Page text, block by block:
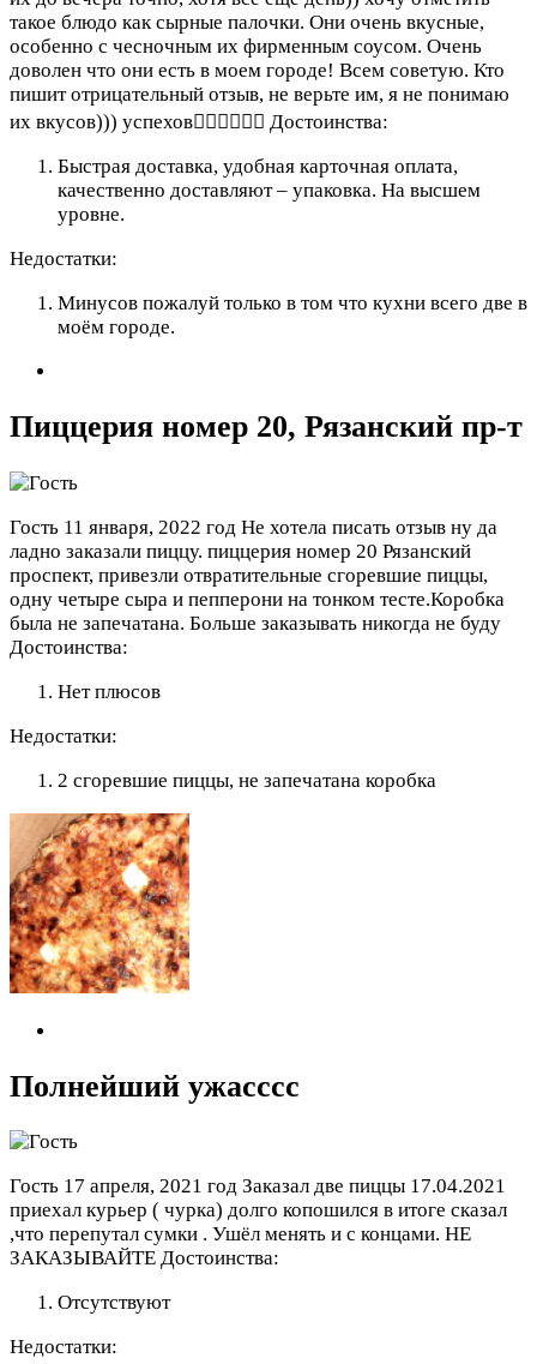
такое блюдо как сырные палочки. Они очень вкусные,
особенно с чесночным их фирменным соусом. Очень
доволен что они есть в моем городе! Всем советую. Кто
пишит отрицательный отзыв, не верьте им, я не понимаю
их вкусов))) успехов✌🏼️✌🏼️✌🏼️ Достоинства:
Быстрая доставка, удобная карточная оплата,
качественно доставляют – упаковка. На высшем
уровне.
Недостатки:
Минусов пожалуй только в том что кухни всего две в
моём городе.
Пиццерия номер 20, Рязанский пр-т
Гость 11 января, 2022 год Не хотела писать отзыв ну да
ладно заказали пиццу. пиццерия номер 20 Рязанский
проспект, привезли отвратительные сгоревшие пиццы,
одну четыре сыра и пепперони на тонком тесте.Коробка
была не запечатана. Больше заказывать никогда не буду
Достоинства:
Нет плюсов
Недостатки:
2 сгоревшие пиццы, не запечатана коробка
Полнейший ужасссс
Гость 17 апреля, 2021 год Заказал две пиццы 17.04.2021
приехал курьер ( чурка) долго копошился в итоге сказал
,что перепутал сумки . Ушёл менять и с концами. НЕ
ЗАКАЗЫВАЙТЕ Достоинства:
Отсутствуют
Недостатки: